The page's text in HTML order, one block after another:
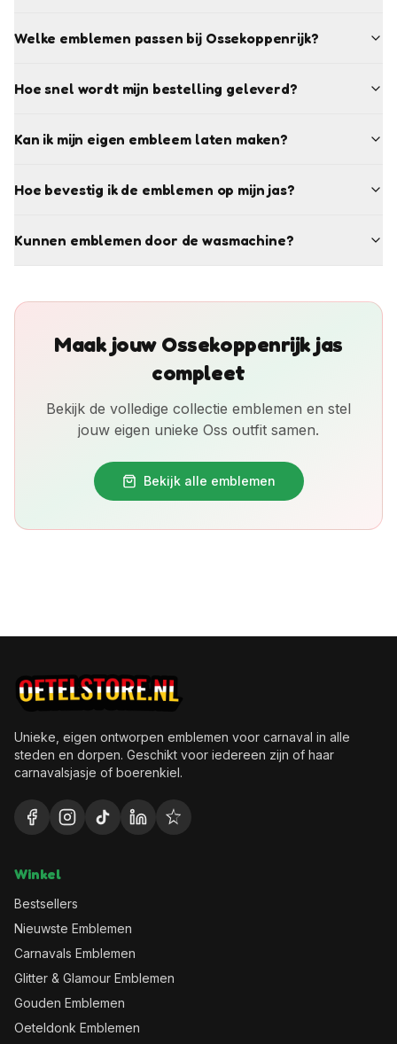
Welke emblemen passen bij Ossekoppenrijk?
Hoe snel wordt mijn bestelling geleverd?
Kan ik mijn eigen embleem laten maken?
Hoe bevestig ik de emblemen op mijn jas?
Kunnen emblemen door de wasmachine?
Maak jouw Ossekoppenrijk jas
compleet
Bekijk de volledige collectie emblemen en stel
jouw eigen unieke Oss outfit samen.
Bekijk alle emblemen
Unieke, eigen ontworpen emblemen voor carnaval in alle
steden en dorpen. Geschikt voor iedereen zijn of haar
carnavalsjasje of boerenkiel.
Winkel
Bestsellers
Nieuwste Emblemen
Carnavals Emblemen
Glitter & Glamour Emblemen
Gouden Emblemen
Oeteldonk Emblemen